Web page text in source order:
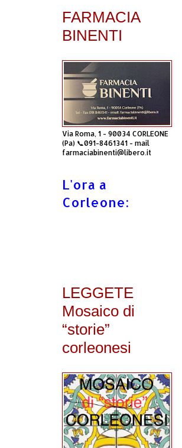
FARMACIA
BINENTI
Via Roma, 1 - 90034 CORLEONE
(Pa) 📞091-8461341 - mail
farmaciabinenti@libero.it
L'ora a
Corleone:
LEGGETE
Mosaico di
“storie”
corleonesi